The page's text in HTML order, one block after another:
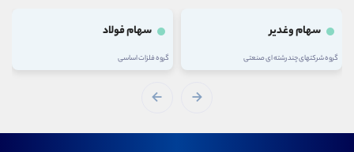
سهام وغدیر
گروه شرکتهای چند رشته ای صنعتی
سهام فولاد
گروه فلزات اساسی